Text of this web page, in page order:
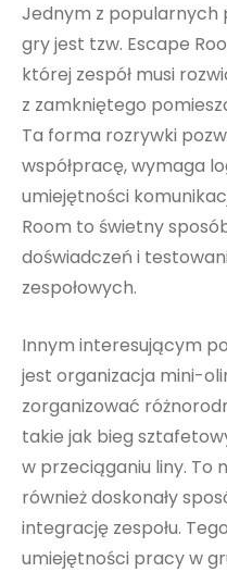
Jednym z popularnych
gry jest tzw. Escape
której zespół musi
z zamkniętego
Ta forma rozrywki
współpracę, wymaga
umiejętności
Room to świetny
doświadczeń i
zespołowych.
Innym interesującym
jest organizacja mini-
zorganizować
takie jak bieg
w przeciąganiu liny. To
również doskonały
integrację zespołu.
umiejętności pracy w